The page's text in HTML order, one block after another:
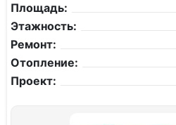
Площадь:
Этажность:
Ремонт:
Отопление:
Проект: